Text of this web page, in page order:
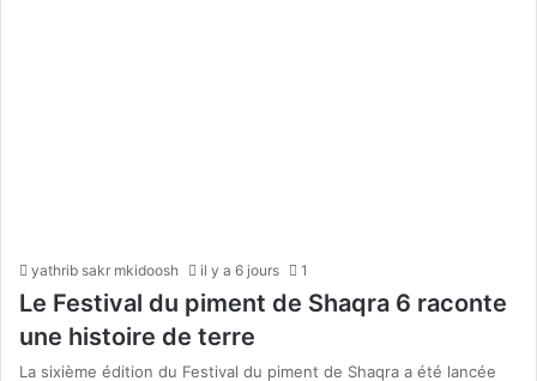
yathrib sakr mkidoosh il y a 6 jours 1
Le Festival du piment de Shaqra 6 raconte
une histoire de terre
La sixième édition du Festival du piment de Shaqra a été lancée